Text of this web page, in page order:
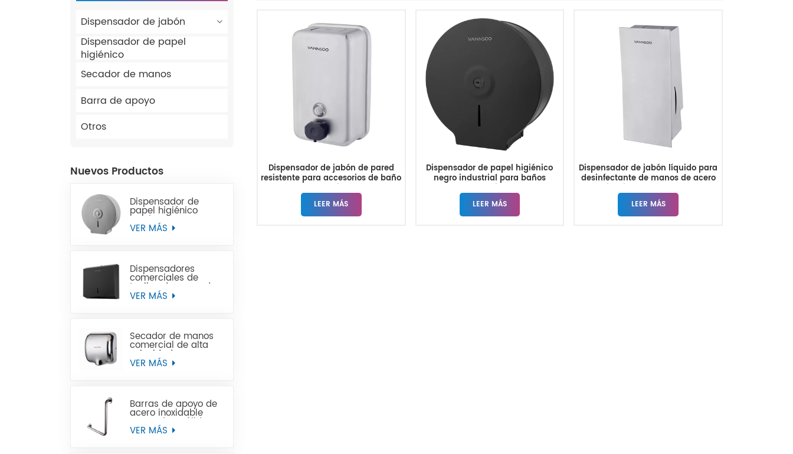
Dispensador de jabón
Dispensador de papel
higiénico
Secador de manos
Barra de apoyo
Otros
Nuevos Productos
Dispensador de
papel higiénico
Jumbo de acero
inoxidable para
VER MÁS
Dispensadores
comerciales de
toallas de mano de
papel negro de
VER MÁS
Secador de manos
comercial de alta
velocidad para
baños
VER MÁS
Barras de apoyo de
acero inoxidable
para minusválidos
VER MÁS
Dispensador de jabón de pared
resistente para accesorios de baño
LEER MÁS
Dispensador de papel higiénico
negro industrial para baños
LEER MÁS
Dispensador de jabón líquido para
desinfectante de manos de acero
LEER MÁS